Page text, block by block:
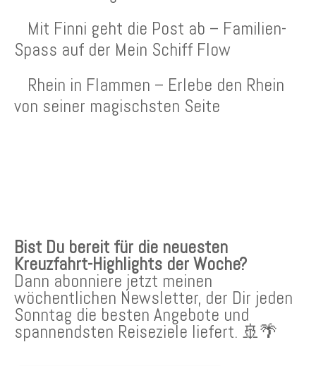
Mit Finni geht die Post ab – Familien-
Spass auf der Mein Schiff Flow
Rhein in Flammen – Erlebe den Rhein
von seiner magischsten Seite
Bist Du bereit für die neuesten
Kreuzfahrt-Highlights der Woche?
Dann abonniere jetzt meinen
wöchentlichen Newsletter, der Dir jeden
Sonntag die besten Angebote und
spannendsten Reiseziele liefert. 🚢🌴